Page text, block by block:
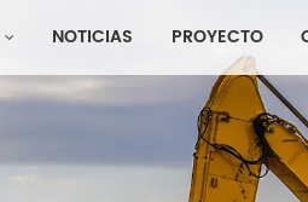
NOTICIAS PROYECTO